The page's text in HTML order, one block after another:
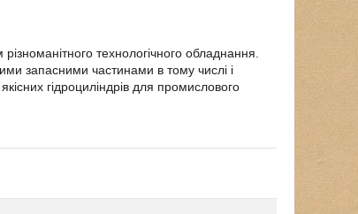
технологічного обладнання.
запасними частинами в тому числі і
гідроциліндрів для промислового